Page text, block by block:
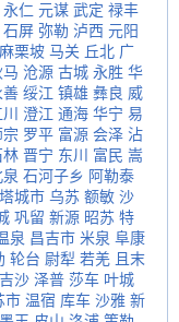
永仁 元谋 武定 禄丰
石屏 弥勒 泸西 元阳
麻栗坡 马关 丘北 广
沧源 古城 永胜 华
善 绥江 镇雄 彝良 威
澄江 通海 华宁 易
宗 罗平 富源 会泽 沾
林 晋宁 东川 富民 嵩
石河子乡 阿勒泰
塔城市 乌苏 额敏 沙
巩留 新源 昭苏 特
泉 昌吉市 米泉 阜康
轮台 尉犁 若羌 且末
沙 泽普 莎车 叶城
市 温宿 库车 沙雅 新